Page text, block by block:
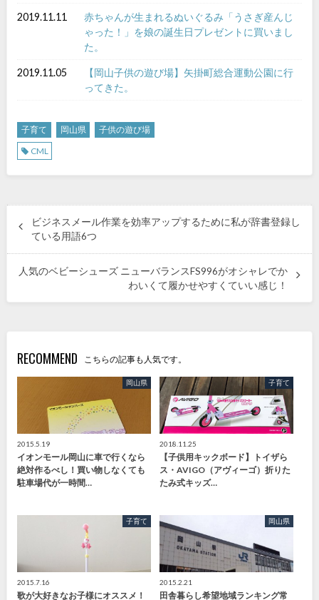
2019.11.11
赤ちゃんが生まれるぬいぐるみ「うさぎ産んじ
ゃった！」を娘の誕生日プレゼントに買いまし
た。
2019.11.05
【岡山子供の遊び場】矢掛町総合運動公園に行
ってきた。
子育て 岡山県
子供の遊び場
CML
ビジネスメール作業を効率アップするために私が辞書登録し
ている用語6つ
人気のベビーシューズ ニューバランスFS996がオシャレでか
わいくて履かせやすくていい感じ！
RECOMMEND こちらの記事も人気です。
岡山県
2015.5.19
イオンモール岡山に車で行くなら
絶対作るべし！買い物しなくても
駐車場代が一時間…
子育て
2018.11.25
【子供用キックボード】トイザら
ス・AVIGO（アヴィーゴ）折りた
たみ式キッズ…
子育て
2015.7.16
歌が大好きなお子様にオススメ！
岡山県
2015.2.21
田舎暮らし希望地域ランキング常